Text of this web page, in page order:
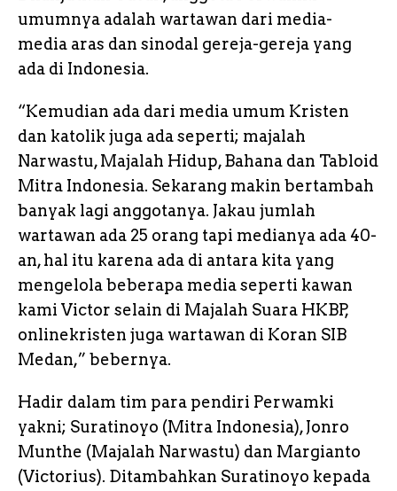
umumnya adalah wartawan dari media-
media aras dan sinodal gereja-gereja yang
ada di Indonesia.
“Kemudian ada dari media umum Kristen
dan katolik juga ada seperti; majalah
Narwastu, Majalah Hidup, Bahana dan Tabloid
Mitra Indonesia. Sekarang makin bertambah
banyak lagi anggotanya. Jakau jumlah
wartawan ada 25 orang tapi medianya ada 40-
an, hal itu karena ada di antara kita yang
mengelola beberapa media seperti kawan
kami Victor selain di Majalah Suara HKBP,
onlinekristen juga wartawan di Koran SIB
Medan,” bebernya.
Hadir dalam tim para pendiri Perwamki
yakni; Suratinoyo (Mitra Indonesia), Jonro
Munthe (Majalah Narwastu) dan Margianto
(Victorius). Ditambahkan Suratinoyo kepada